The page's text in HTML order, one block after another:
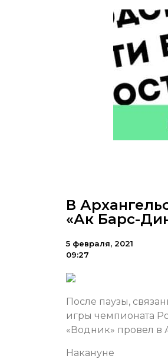
В
«Ак Барс-
5 февраля, 2021
09:27
После паузы,
игры чемпионата
«Водник» провел в
Накануне